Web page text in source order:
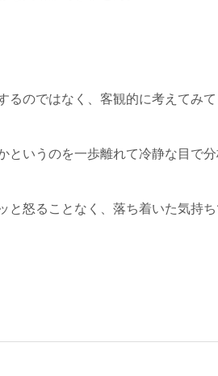
のではなく、客観的に考えてみて
というのを一歩離れて冷静な目で
と怒ることなく、落ち着いた気持